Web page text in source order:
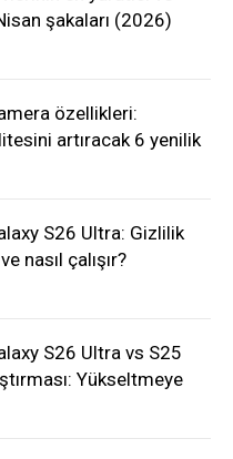
şakaları (2026)
özellikleri:
artıracak 6 yenilik
S26 Ultra: Gizlilik
nasıl çalışır?
S26 Ultra vs S25
Yükseltmeye